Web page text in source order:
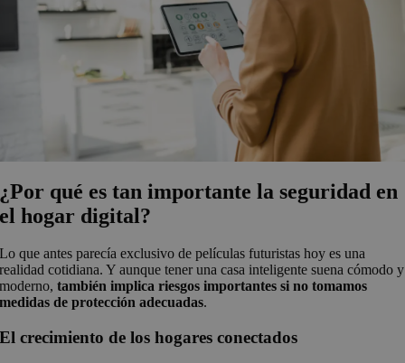
¿Por qué es tan importante la seguridad en
el hogar digital?
Lo que antes parecía exclusivo de películas futuristas hoy es una
realidad cotidiana. Y aunque tener una casa inteligente suena cómodo y
moderno,también implica riesgos importantes si no tomamos
medidas de protección adecuadas.
El crecimiento de los hogares conectados